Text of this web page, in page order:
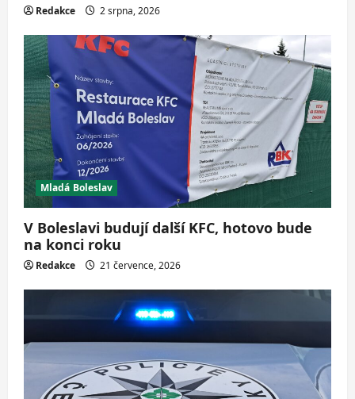
Redakce 2 srpna, 2026
Mladá Boleslav
V Boleslavi budují další KFC, hotovo bude
na konci roku
Redakce 21 července, 2026